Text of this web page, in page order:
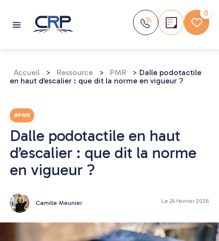
contenu
0
Accueil > Ressource > PMR > Dalle podotactile
en haut d’escalier : que dit la norme en vigueur ?
#PMR
Dalle podotactile en haut
d’escalier : que dit la norme
en vigueur ?
Camille Meunier Le 24 février 2026